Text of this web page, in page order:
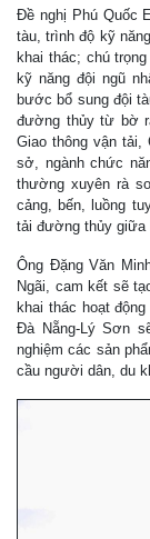
Đề nghị Phú Quốc
tàu, trình độ kỹ
khai thác; chú
kỹ năng đội ngũ
bước bổ sung đội
đường thủy từ bờ
Giao thông vận tải,
sở, ngành chức
thường xuyên rà
cảng, bến, luồng
tải đường thủy giữa
Ông Đặng Văn
Ngãi, cam kết sẽ
khai thác hoạt
Đà Nẵng-Lý Sơn
nghiệm các sản
cầu người dân, du